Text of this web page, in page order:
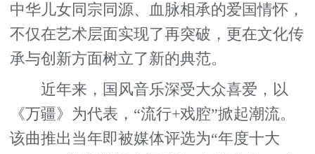
中华儿女同宗同源、血脉相承的爱国情怀，
不仅在艺术层面实现了再突破，更在文化传
承与创新方面树立了新的典范。
近年来，国风音乐深受大众喜爱，以
《万疆》为代表，“流行+戏腔”掀起潮流。
该曲推出当年即被媒体评选为“年度十大